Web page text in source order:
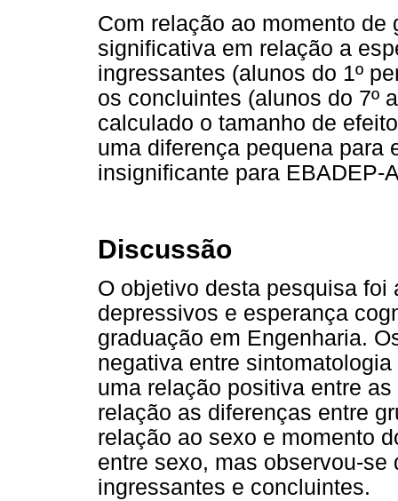
Com relação ao momento de
significativa em relação a
ingressantes (alunos do 1º
os concluintes (alunos do 7º
calculado o tamanho de
uma diferença pequena para
insignificante para EBADEP-
Discussão
O objetivo desta pesquisa
depressivos e esperança
graduação em Engenharia.
negativa entre
uma relação positiva entre
relação as diferenças entre
relação ao sexo e momento
entre sexo, mas observou-
ingressantes e concluintes.